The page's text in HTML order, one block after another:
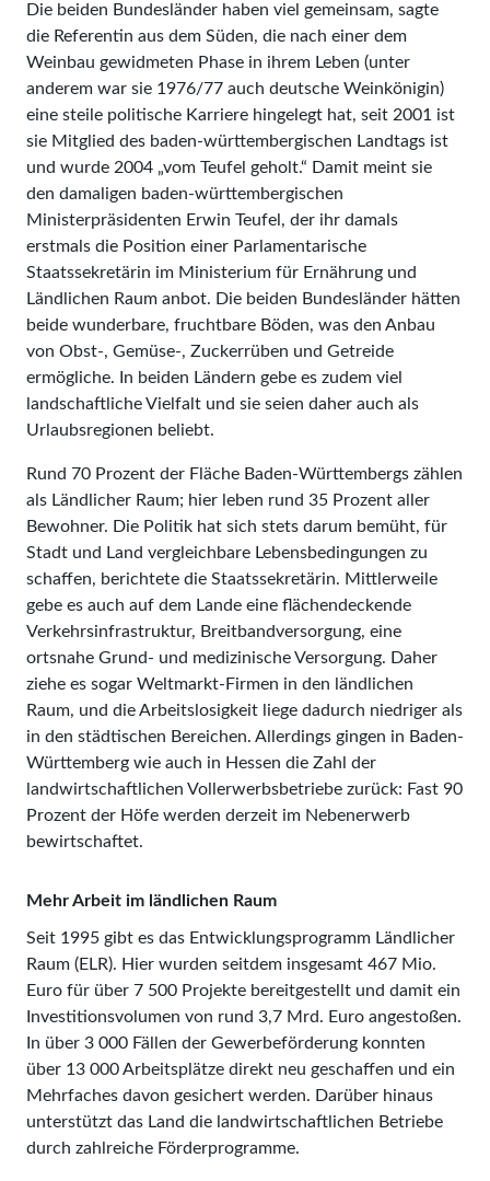
Die beiden Bundesländer haben viel gemeinsam, sagte
die Referentin aus dem Süden, die nach einer dem
Weinbau gewidmeten Phase in ihrem Leben (unter
anderem war sie 1976/77 auch deutsche Weinkönigin)
eine steile politische Karriere hingelegt hat, seit 2001 ist
sie Mitglied des baden-württembergischen Landtags ist
und wurde 2004 „vom Teufel geholt.“ Damit meint sie
den damaligen baden-württembergischen
Ministerpräsidenten Erwin Teufel, der ihr damals
erstmals die Position einer Parlamentarische
Staatssekretärin im Ministerium für Ernährung und
Ländlichen Raum anbot. Die beiden Bundesländer hätten
beide wunderbare, fruchtbare Böden, was den Anbau
von Obst-, Gemüse-, Zuckerrüben und Getreide
ermögliche. In beiden Ländern gebe es zudem viel
landschaftliche Vielfalt und sie seien daher auch als
Urlaubsregionen beliebt.
Rund 70 Prozent der Fläche Baden-Württembergs zählen
als Ländlicher Raum; hier leben rund 35 Prozent aller
Bewohner. Die Politik hat sich stets darum bemüht, für
Stadt und Land vergleichbare Lebensbedingungen zu
schaffen, berichtete die Staatssekretärin. Mittlerweile
gebe es auch auf dem Lande eine flächendeckende
Verkehrsinfrastruktur, Breitbandversorgung, eine
ortsnahe Grund- und medizinische Versorgung. Daher
ziehe es sogar Weltmarkt-Firmen in den ländlichen
Raum, und die Arbeitslosigkeit liege dadurch niedriger als
in den städtischen Bereichen. Allerdings gingen in Baden-
Würt­temberg wie auch in Hessen die Zahl der
landwirtschaftlichen Vollerwerbsbetriebe zurück: Fast 90
Prozent der Höfe werden derzeit im Nebenerwerb
bewirtschaftet.
Mehr Arbeit im ländlichen Raum
Seit 1995 gibt es das Entwicklungsprogramm Ländlicher
Raum (ELR). Hier wurden seitdem insgesamt 467 Mio.
Euro für über 7 500 Projekte bereitgestellt und damit ein
Investitionsvolumen von rund 3,7 Mrd. Euro angestoßen.
In über 3 000 Fällen der Gewerbeförderung konnten
über 13 000 Arbeitsplätze direkt neu geschaffen und ein
Mehrfaches davon gesichert werden. Darüber hinaus
unterstützt das Land die landwirtschaftlichen Betriebe
durch zahlreiche Förderprogram­me.